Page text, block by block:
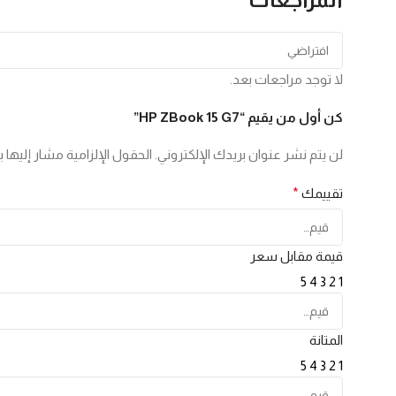
لا توجد مراجعات بعد.
كن أول من يقيم “HP ZBook 15 G7”
لن يتم نشر عنوان بريدك الإلكتروني. الحقول الإلزامية مشار إليها
تقييمك *
قيمة مقابل سعر
1
2
3
4
5
المتانة
1
2
3
4
5